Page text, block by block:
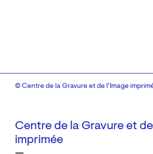
Centre de la Gravure et de
imprimée
© Centre de la Gravure et de l’Image